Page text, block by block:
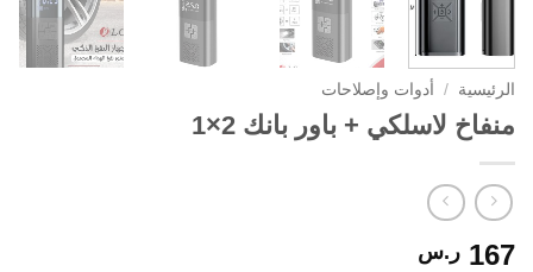
الرئيسية / أدوات وإصلاحات
منفاخ لاسلكي + باور بانك 2×1
167 ر.س